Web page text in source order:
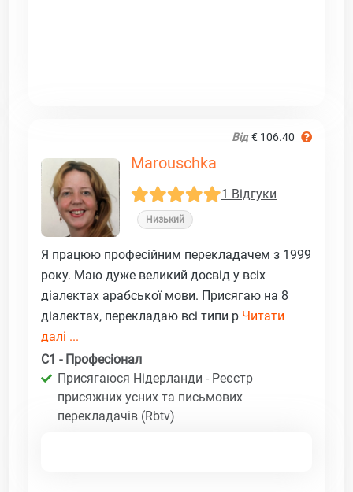
Від € 106.40
Marouschka
1 Відгуки
Низький
Я працюю професійним перекладачем з 1999
року. Маю дуже великий досвід у всіх
діалектах арабської мови. Присягаю на 8
діалектах, перекладаю всі типи р Читати
далі ...
C1 - Професіонал
Присягаюся Нідерланди - Реєстр
присяжних усних та письмових
перекладачів (Rbtv)